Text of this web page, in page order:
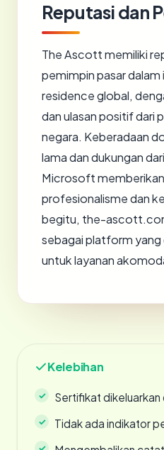
Reputasi dan
The Ascott memiliki
pemimpin pasar
residence global,
dan ulasan positif dari
negara. Keberadaan
lama dan dukungan
Microsoft
profesionalisme dan
begitu, the-
sebagai platform
untuk layanan
Kelebihan
Sertifikat dikeluarkan
Tidak ada indikator